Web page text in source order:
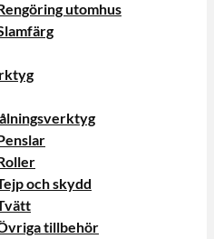
utomhus
och skydd
tillbehör